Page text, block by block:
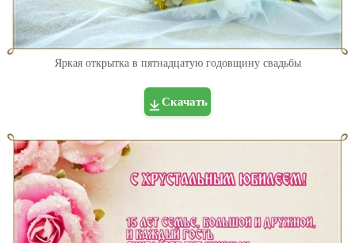
Яркая открытка в пятнадцатую годовщину свадьбы
Скачать